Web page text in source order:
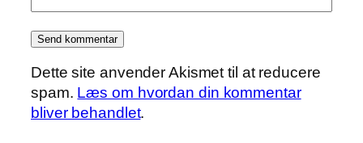
Dette site anvender Akismet til at reducere
spam. Læs om hvordan din kommentar
bliver behandlet.